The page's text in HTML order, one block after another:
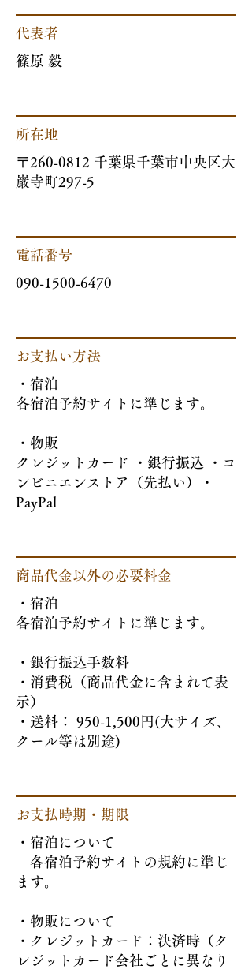
代表者
篠原 毅
所在地
〒260-0812 千葉県千葉市中央区大
巌寺町297-5
電話番号
090-1500-6470
お支払い方法
・宿泊
各宿泊予約サイトに準じます。
​・物販
クレジットカード ・銀行振込 ・コ
ンビニエンストア（先払い）・
PayPal
商品代金以外の必要料金
・宿泊
​各宿泊予約サイトに準じます。
・銀行振込手数料
・消費税（商品代金に含まれて表
示）
・送料： 950-1,500円(大サイズ、
クール等は別途)
お支払時期・期限
・宿泊について
各宿泊予約サイトの規約に準じ
ます。
・物販について
・クレジットカード：決済時（ク
レジットカード会社ごとに異なり